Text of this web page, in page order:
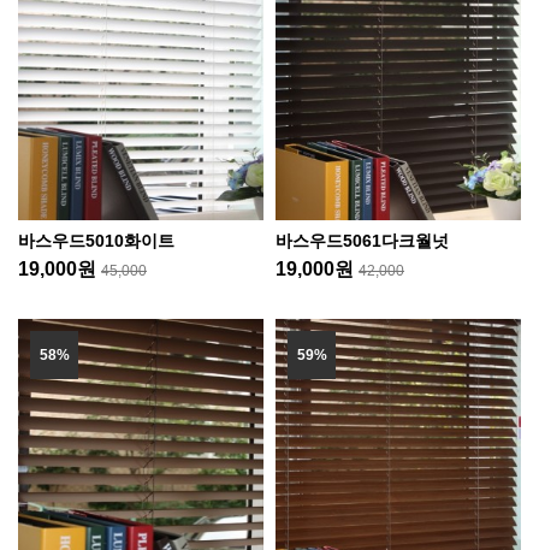
바스우드5010화이트
19,000원 45,000
바스우드5061다크월넛
19,000원 42,000
58% 59%